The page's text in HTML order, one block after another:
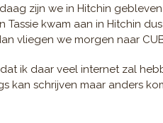
zijn we in Hitchin
Tassie kwam aan in Hitchin
vliegen we morgen naar
ik daar veel internet zal
kan schrijven maar anders